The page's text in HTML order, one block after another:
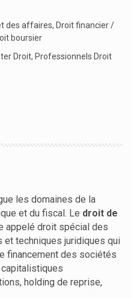
des affaires, Droit financier /
boursier
Droit, Professionnels Droit
les domaines de la
et du fiscal. Le droit de
appelé droit spécial des
et techniques juridiques qui
financement des sociétés
holding de reprise,